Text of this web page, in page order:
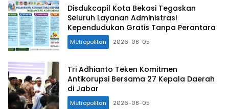
Disdukcapil Kota Bekasi Tegaskan
Seluruh Layanan Administrasi
Kependudukan Gratis Tanpa Perantara
Metropolitan 2026-08-05
Tri Adhianto Teken Komitmen
Antikorupsi Bersama 27 Kepala Daerah
di Jabar
Metropolitan 2026-08-05